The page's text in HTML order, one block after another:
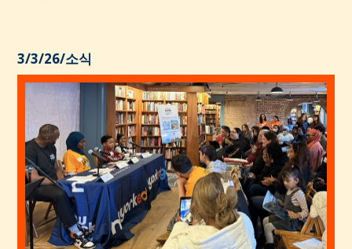
3/3/26/소식